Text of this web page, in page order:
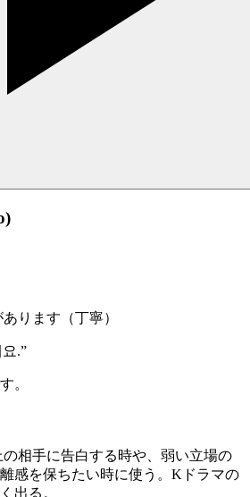
ります（丁寧）
.”
。
相手に告白する時や、弱い立場の
感を保ちたい時に使う。Kドラマの
出る。